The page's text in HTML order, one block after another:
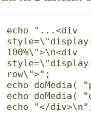
echo "...<div
100%\">\n<div
row\">";
echo doMedia(
echo doMedia(
echo "</